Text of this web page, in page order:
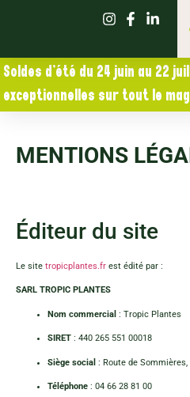
Soldes d’été du 24 juin au 22
exceptionnelles sur tout le
MENTIONS
Éditeur du site
Le site tropicplantes.fr est édité par :
SARL TROPIC PLANTES
Nom commercial : Tropic Plantes
SIRET : 440 265 551 00018
Siège social : Route de Sommières,
Téléphone : 04 66 28 81 00